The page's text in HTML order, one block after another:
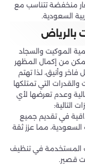
منخفضة تتناسب مع
السعودية.
بالرياض
الموكيت والسجاد
من إكمال المظهر
وأنيق، لذا تهتم
والقدرات التي تمتلكها
وعدم تعرضها لأي
التالية:
في تقديم جميع
مما عزز ثقة
المستخدمة في تنظيف
قصير.